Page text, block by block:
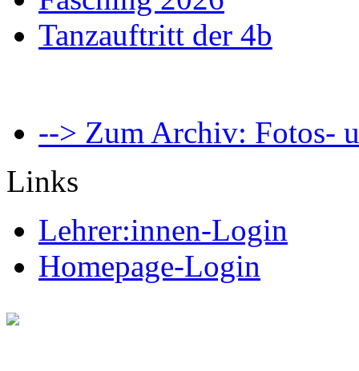
Tanzauftritt der 4b
--> Zum Archiv: Fotos-
Links
Lehrer:innen-Login
Homepage-Login